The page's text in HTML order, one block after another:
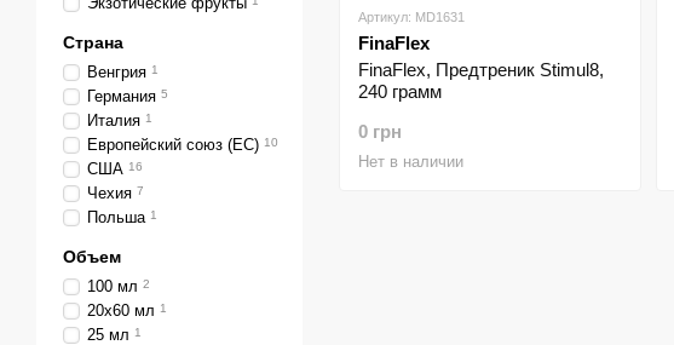
Артикул: MD1631
FinaFlex
FinaFlex, Предтреник Stimul8,
240 грамм
0 грн
Нет в наличии
Страна
Венгрия 1
Германия 5
Италия 1
Европейский союз (ЕС) 10
США 16
Чехия 7
Польша 1
Объем
100 мл 2
20x60 мл 1
25 мл 1